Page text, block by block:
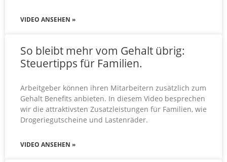
VIDEO ANSEHEN »
So bleibt mehr vom Gehalt übrig:
Steuertipps für Familien.
Arbeitgeber können ihren Mitarbeitern zusätzlich zum
Gehalt Benefits anbieten. In diesem Video besprechen
wir die attraktivsten Zusatzleistungen für Familien, wie
Drogeriegutscheine und Lastenräder.
VIDEO ANSEHEN »